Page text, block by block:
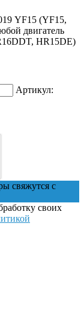
YF15 (YF15,
двигатель
HR15DE)
Артикул:
свяжутся с
своих